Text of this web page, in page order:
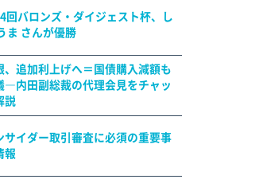
回バロンズ・ダイジェスト杯、し
ま さんが優勝
、追加利上げへ＝国債購入減額も
―内田副総裁の代理会見をチャッ
説
サイダー取引審査に必須の重要事
報